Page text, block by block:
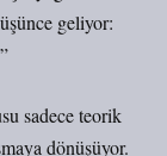
geliyor:
sadece teorik
dönüşüyor.